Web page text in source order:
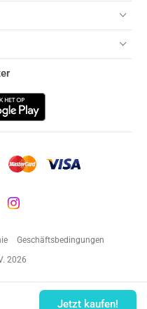
Jetzt kaufen!
Geschäftsbedingungen
2026